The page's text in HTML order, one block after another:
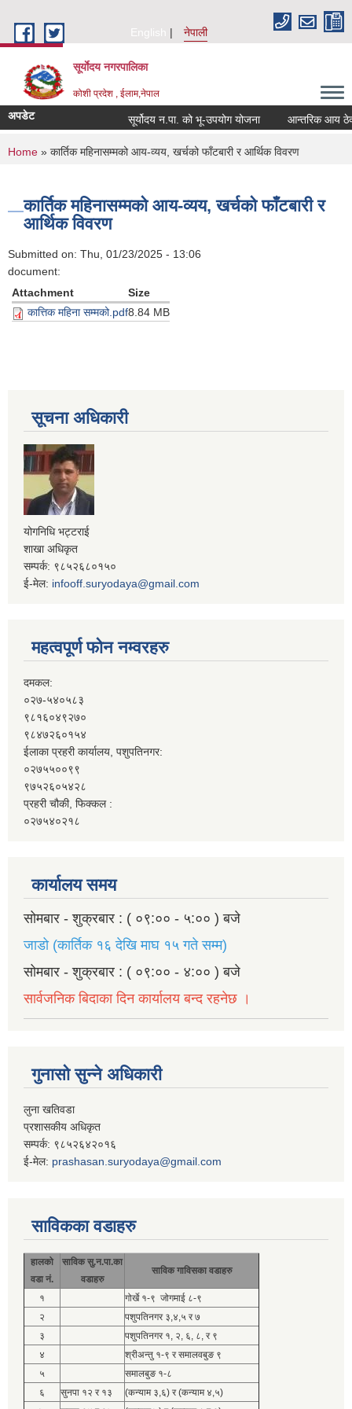
English
नेपाली
सूर्याेदय नगरपालिका
कोशी प्रदेश , ईलाम,नेपाल
अपडेट सूर्योदय न.पा. को भू-उपयोग योजना आन्तरिक आय ठेक्का
You are here
Home » कार्तिक महिनासम्मको आय-व्यय, खर्चको फाँटबारी र आर्थिक विवरण
कार्तिक महिनासम्मको आय-व्यय, खर्चको फाँटबारी र
आर्थिक विवरण
Submitted on: Thu, 01/23/2025 - 13:06
document:
Attachment
Size
कात्तिक महिना सम्मको.pdf8.84 MB
सूचना अधिकारी
योगनिधि भट्टराई
शाखा अधिकृत
सम्पर्क: ९८५२६८०१५०
ई-मेल: infooff.suryodaya@gmail.com
महत्वपूर्ण फोन नम्वरहरु
दमकल:
०२७-५४०५८३
९८१६०४९२७०
९८४७२६०१५४
ईलाका प्रहरी कार्यालय, पशुपतिनगर:
०२७५५००९९
९७५२६०५४२८
प्रहरी चौकी, फिक्कल :
०२७५४०२१८
कार्यालय समय
सोमबार - शुक्रबार : ( ०९:०० - ५:०० ) बजे
जाडो (कार्तिक १६ देखि माघ १५ गते सम्म)
सोमबार - शुक्रबार : ( ०९:०० - ४:०० ) बजे
सार्वजनिक बिदाका दिन कार्यालय बन्द रहनेछ ।
गुनासो सुन्ने अधिकारी
लुना खतिवडा
प्रशासकीय अधिकृत
सम्पर्क: ९८५२६४२०१६
ई-मेल: prashasan.suryodaya@gmail.com
साविकका वडाहरु
हालको
वडा नं.
साविक सु.न.पा.का
वडाहरु
साविक गाविसका वडाहरु
१
गोर्खे १-९ जोगमाई ८-९
२
पशुपतिनगर ३,४,५ र ७
३
पशुपतिनगर १, २, ६, ८, र ९
४
श्रीअन्तु १-९ र समालवबुङ ९
५
समालबुङ १-८
६
सुनपा १२ र १३
(कन्याम ३,६) र (कन्याम ४,५)